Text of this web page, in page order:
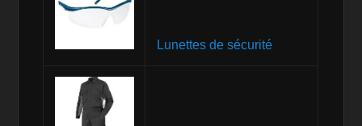
Lunettes de sécurité